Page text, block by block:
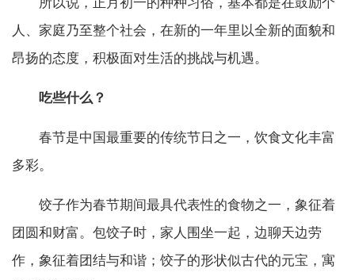
人、家庭乃至整个社会，在新的一年里以全新的面貌和
昂扬的态度，积极面对生活的挑战与机遇。
吃些什么？
春节是中国最重要的传统节日之一，饮食文化丰富
多彩。
饺子作为春节期间最具代表性的食物之一，象征着
团圆和财富。包饺子时，家人围坐一起，边聊天边劳
作，象征着团结与和谐；饺子的形状似古代的元宝，寓